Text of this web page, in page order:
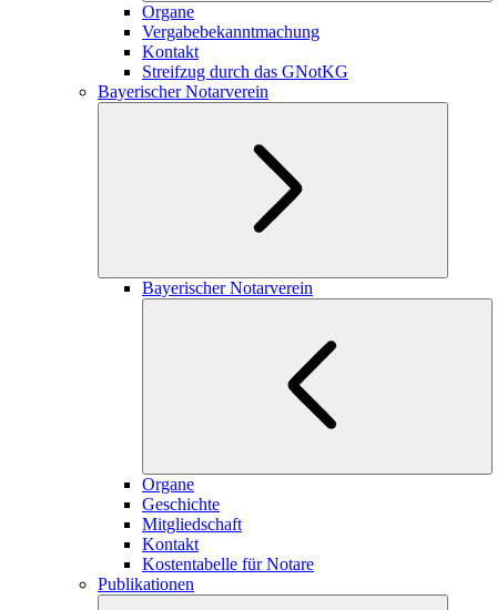
Organe
Vergabebekanntmachung
Kontakt
Streifzug durch das GNotKG
Bayerischer Notarverein
Bayerischer Notarverein
Organe
Geschichte
Mitgliedschaft
Kontakt
Kostentabelle für Notare
Publikationen